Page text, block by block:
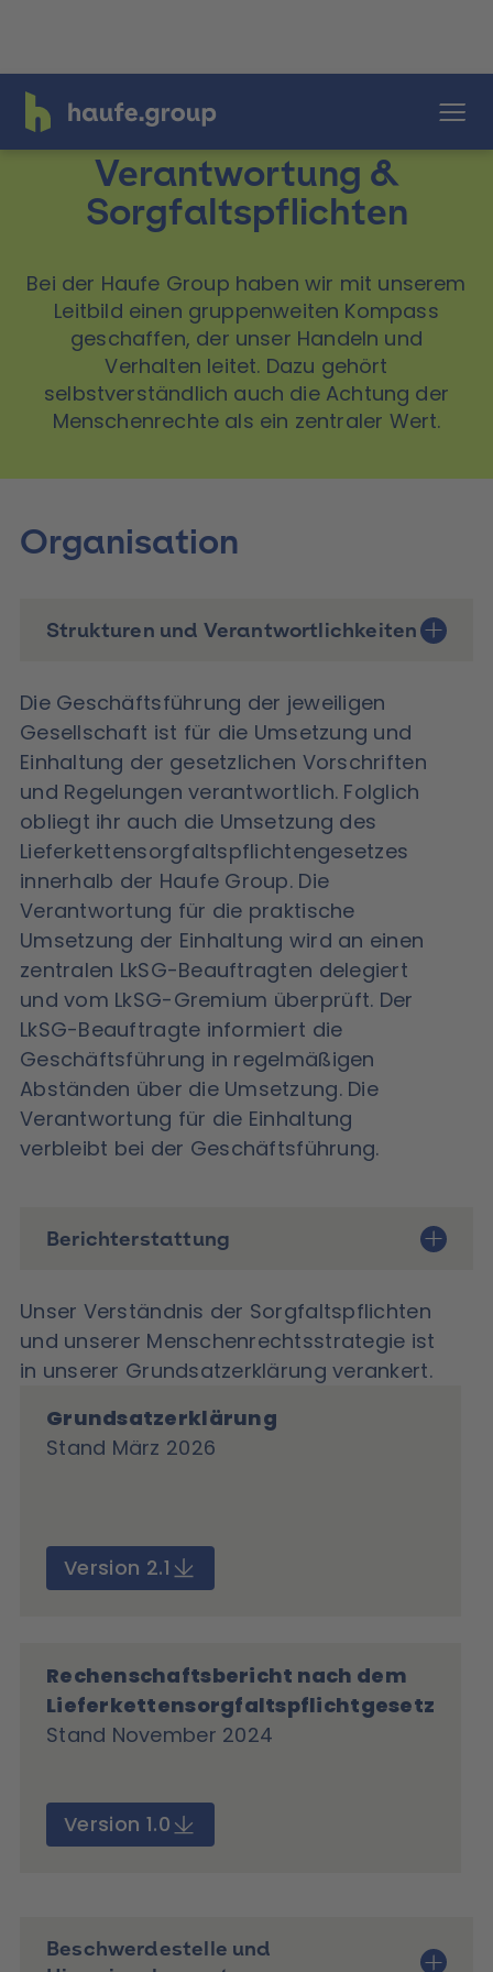
Lieferketten –
Verantwortung &
Sorgfaltspflichten
Bei der Haufe Group haben wir mit unserem
Leitbild einen gruppenweiten Kompass
geschaffen, der unser Handeln und
Verhalten leitet. Dazu gehört
selbstverständlich auch die Achtung der
Menschenrechte als ein zentraler Wert.
Organisation
Strukturen und Verantwortlichkeiten
Die Geschäftsführung der jeweiligen
Gesellschaft ist für die Umsetzung und
Einhaltung der gesetzlichen Vorschriften
und Regelungen verantwortlich. Folglich
obliegt ihr auch die Umsetzung des
Lieferkettensorgfaltspflichtengesetzes
innerhalb der Haufe Group. Die
Verantwortung für die praktische
Umsetzung der Einhaltung wird an einen
zentralen LkSG-Beauftragten delegiert
und vom LkSG-Gremium überprüft. Der
LkSG-Beauftragte informiert die
Geschäftsführung in regelmäßigen
Abständen über die Umsetzung. Die
Verantwortung für die Einhaltung
verbleibt bei der Geschäftsführung.
Berichterstattung
Unser Verständnis der Sorgfaltspflichten
und unserer Menschenrechtsstrategie ist
in unserer Grundsatzerklärung verankert.
Grundsatzerklärung
Stand März 2026
Version 2.1
Rechenschaftsbericht nach dem
Lieferkettensorgfaltspflichtgesetz
Stand November 2024
Version 1.0
Beschwerdestelle und